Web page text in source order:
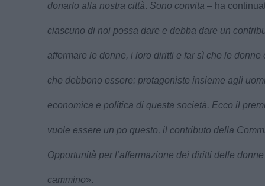
donarlo alla nostra città. Sono convita – ha
ciascuno di noi possa dare e debba dare un
affermare le donne, i loro diritti e far sì che le
che debbono essere: protagoniste insieme agli
economica e politica di questa società. Ecco il
vuole essere un po questo, il contributo della
Opportunità per l’affermazione dei diritti delle
cammino».